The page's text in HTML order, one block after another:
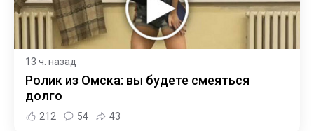
13 ч. назад
Ролик из Омска: вы будете смеяться
долго
212 54 43